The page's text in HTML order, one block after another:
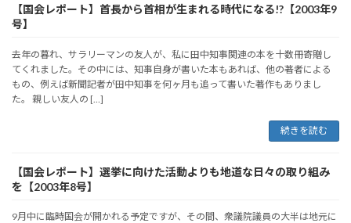
【国会レポート】首長から首相が生まれる時代になる!?【2003年9
号】
去年の暮れ、サラリーマンの友人が、私に田中知事関連の本を十数冊寄贈し
てくれました。その中には、知事自身が書いた本もあれば、他の著者による
もの、例えば新聞記者が田中知事を何ヶ月も追って書いた著作もありまし
た。 親しい友人の […]
続きを読む
【国会レポート】選挙に向けた活動よりも地道な日々の取り組み
を【2003年8号】
9月中に臨時国会が開かれる予定ですが、その間、衆議院議員の大半は地元に